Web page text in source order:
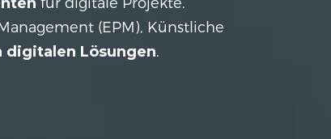
(EPM), Künstliche
digitalen Lösungen.